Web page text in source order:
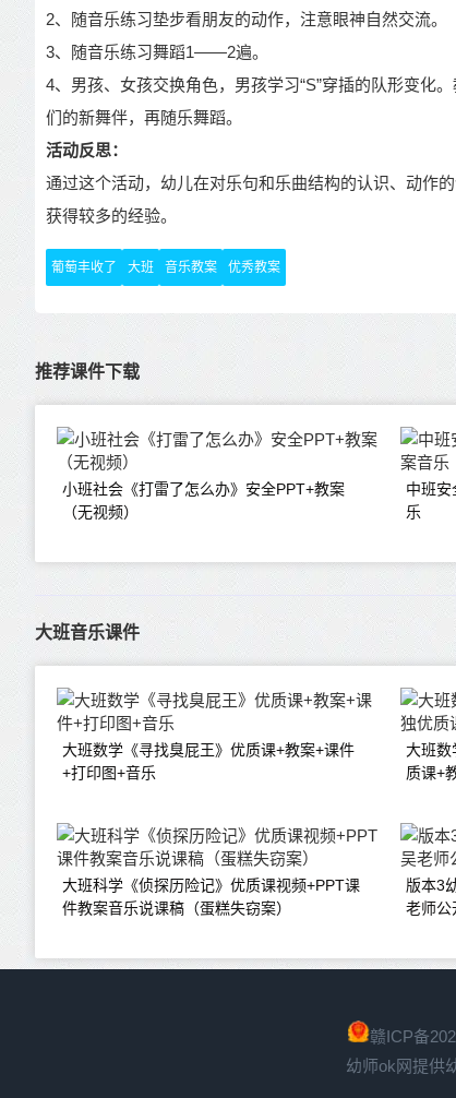
2、随音乐练习垫步看朋友的动作，注意眼神自然交流。
3、随音乐练习舞蹈1——2遍。
4、男孩、女孩交换角色，男孩学习“S”穿插的队形变化
们的新舞伴，再随乐舞蹈。
活动反思：
通过这个活动，幼儿在对乐句和乐曲结构的认识、动作
获得较多的经验。
葡萄丰收了 大班 音乐教案 优秀教案
推荐课件下载
小班社会《打雷了怎么办》安全PPT+教案
（无视频）
中班
乐
大班音乐课件
大班数学《寻找臭屁王》优质课+教案+课件
+打印图+音乐
大班数
质课+
大班科学《侦探历险记》优质课视频+PPT课
件教案音乐说课稿（蛋糕失窃案）
版本3
老师公
赣ICP备
幼师ok网提供